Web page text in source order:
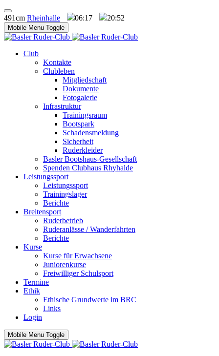
491cm Rheinhalle 06:17 20:52
Mobile Menu Toggle
Club
Kontakte
Clubleben
Mitgliedschaft
Dokumente
Fotogalerie
Infrastruktur
Trainingsraum
Bootspark
Schadensmeldung
Sicherheit
Ruderkleider
Basler Bootshaus-Gesellschaft
Spenden Clubhaus Rhyhalde
Leistungssport
Leistungssport
Trainingslager
Berichte
Breitensport
Ruderbetrieb
Ruderanlässe / Wanderfahrten
Berichte
Kurse
Kurse für Erwachsene
Juniorenkurse
Freiwilliger Schulsport
Termine
Ethik
Ethische Grundwerte im BRC
Links
Login
Mobile Menu Toggle